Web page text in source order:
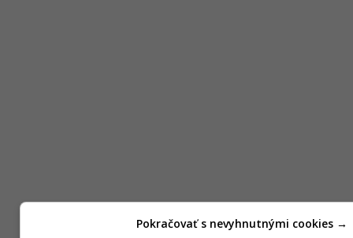
Pokračovať s nevyhnutnými cookies →